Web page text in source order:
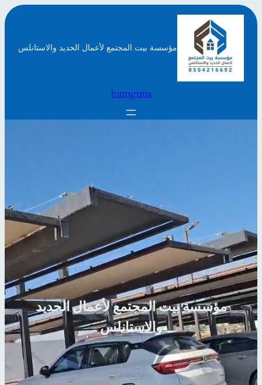
تخطى
إلى
المحتوى
مؤسسة بيت المجتمع لأعمال الحديد والاستانلس
bitmgtma
مؤسسة بيت المجتمع لأعمال الحديد
والاستانلس